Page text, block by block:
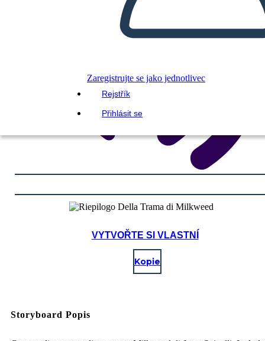
Zaregistrujte se jako jednotlivec
Rejstřík
Přihlásit se
VYTVOŘTE SI VLASTNÍ
Kopie
Storyboard Popis